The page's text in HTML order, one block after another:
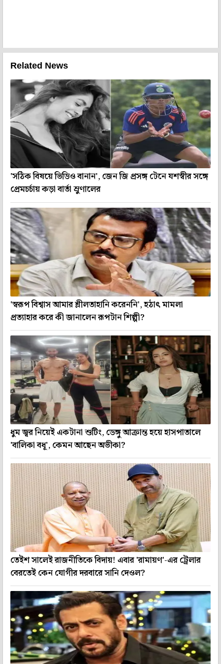
Related News
'সঠিক বিষয়ে ভিডিও বানান', জেন জি প্রসঙ্গ টেনে যশস্বীর সঙ্গে
প্রেমচর্চায় কড়া বার্তা ম্রুণালের
'স্বরূপ বিশ্বাস আমার শ্লীলতাহানি করেননি', হঠাৎ মামলা
প্রত্যাহার করে কী জানালেন রূপটান শিল্পী?
ধুম জ্বর নিয়েই একটানা শুটিং, ডেঙ্গু আক্রান্ত হয়ে হাসপাতালে
'বালিকা বধূ', কেমন আছেন অভীকা?
তেইশ সালেই রাজনীতিকে বিদায়! এবার 'রামায়ণ'-এর ট্রেলার
বেরতেই কেন যোগীর দরবারে সানি দেওল?